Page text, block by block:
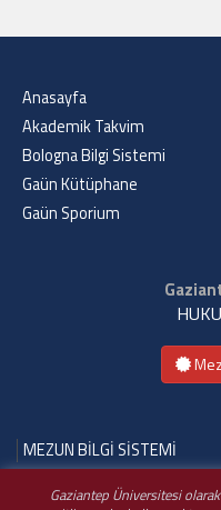
Gaziantep Üniversitesi
Anasayfa
Akademik Takvim
Bologna Bilgi Sistemi
Gaün Kütüphane
Gaün Sporium
MEZUN BİLGİ SİSTEMİ